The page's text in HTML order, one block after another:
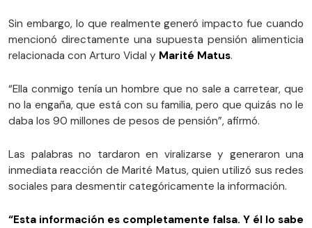
Sin embargo, lo que realmente generó impacto fue cuando
mencionó directamente una supuesta pensión alimenticia
relacionada con Arturo Vidal y Marité Matus.
“Ella conmigo tenía un hombre que no sale a carretear, que
no la engaña, que está con su familia, pero que quizás no le
daba los 90 millones de pesos de pensión”, afirmó.
Las palabras no tardaron en viralizarse y generaron una
inmediata reacción de Marité Matus, quien utilizó sus redes
sociales para desmentir categóricamente la información.
“Esta información es completamente falsa. Y él lo sabe